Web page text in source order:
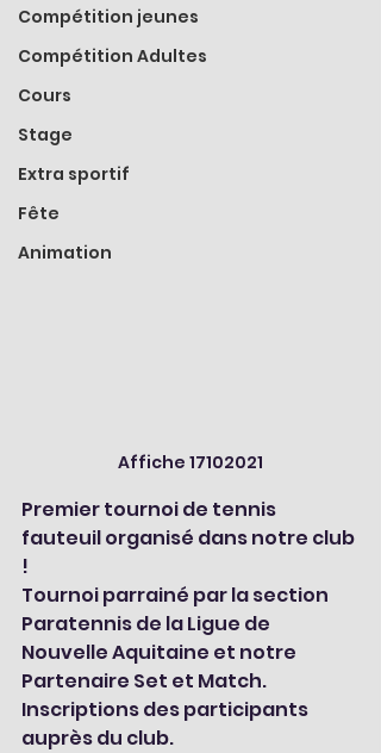
Compétition jeunes
Compétition Adultes
Cours
Stage
Extra sportif
Fête
Animation
Affiche 17102021
Premier tournoi de tennis
fauteuil organisé dans notre club
!
Tournoi parrainé par la section
Paratennis de la Ligue de
Nouvelle Aquitaine et notre
Partenaire Set et Match.
Inscriptions des participants
auprès du club.